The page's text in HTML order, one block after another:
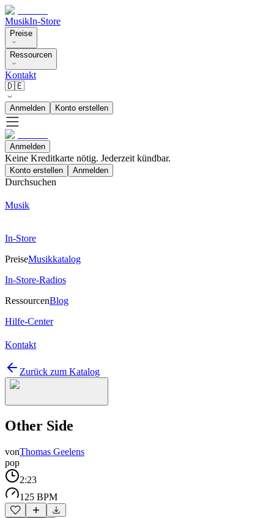
MusikIn-Store
Preise
Ressourcen
Kontakt
🇩🇪
Anmelden Konto erstellen
Anmelden
Keine Kreditkarte nötig. Jederzeit kündbar.
Konto erstellen Anmelden
Durchsuchen
Musik
In-Store
PreiseMusikkatalog
In-Store-Radios
RessourcenBlog
Hilfe-Center
Kontakt
Zurück zum Katalog
Other Side
vonThomas Geelens
pop
2:23
125 BPM